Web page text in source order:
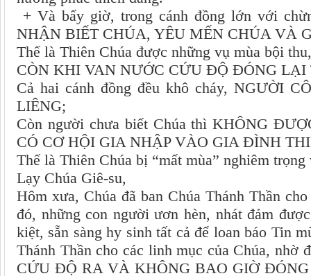
+ Và bấy giờ, trong cánh đồng lớn với
NHẬN BIẾT CHÚA, YÊU MẾN CHÚA VÀ
Thế là Thiên Chúa được những vụ mùa bội
CÒN KHI VAN NƯỚC CỨU ĐỘ ĐÓNG LẠI
Cả hai cánh đồng đều khô cháy, NGƯỜI
LIÊNG;
Còn người chưa biết Chúa thì KHÔNG
CÓ CƠ HỘI GIA NHẬP VÀO GIA ĐÌNH
Thế là Thiên Chúa bị “mất mùa” nghiêm
Lạy Chúa Giê-su,
Hôm xưa, Chúa đã ban Chúa Thánh Thần
đó, những con người ươn hèn, nhát đảm
kiệt, sẵn sàng hy sinh tất cả để loan báo Tin
Thánh Thần cho các linh mục của Chúa,
CỨU ĐỘ RA VÀ KHÔNG BAO GIỜ ĐÓNG